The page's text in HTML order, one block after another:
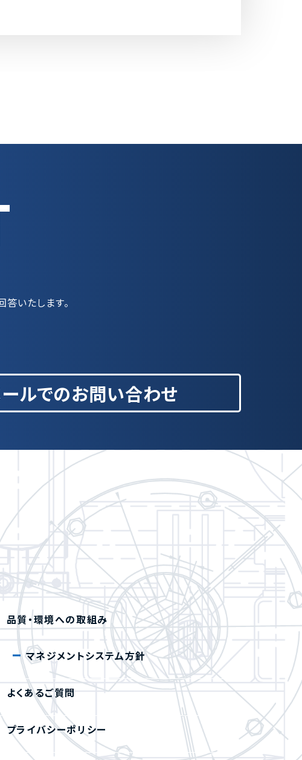
答いたします。
ルでのお問い合わせ
品質・環境への取組み
マネジメントシステム方針
よくあるご質問
プライバシーポリシー